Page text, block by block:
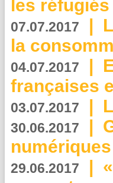
les réfugiés
07.07.2017 |
la
04.07.2017 |
françaises
03.07.2017 |
30.06.2017 |
numériques
29.06.2017 |